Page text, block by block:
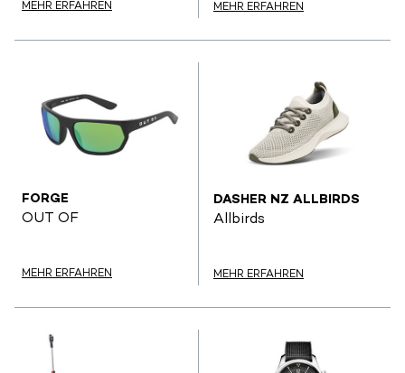
MEHR ERFAHREN MEHR ERFAHREN
FORGE
OUT OF
MEHR ERFAHREN
DASHER NZ ALLBIRDS
Allbirds
MEHR ERFAHREN